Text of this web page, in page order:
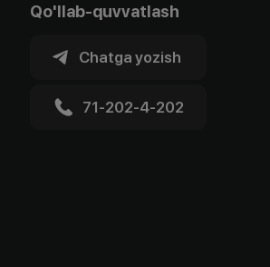
Qo'llab-quvvatlash
Chatga yozish
71-202-4-202